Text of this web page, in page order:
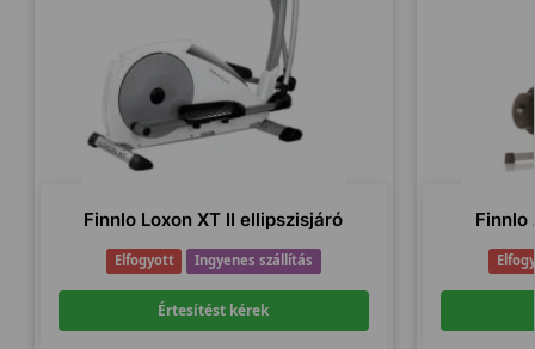
Finnlo Loxon XT II ellipszisjáró
Elfogyott Ingyenes szállítás
Értesítést kérek
Finnlo